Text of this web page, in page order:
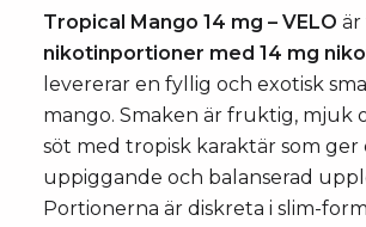
Tropical Mango 14 mg – VELO är
nikotinportioner med 14 mg
levererar en fyllig och exotisk
mango. Smaken är fruktig, mjuk
söt med tropisk karaktär som ger
uppiggande och balanserad
Portionerna är diskreta i slim-